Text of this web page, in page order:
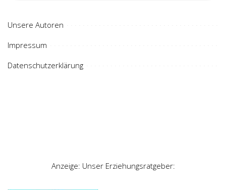
Unsere Autoren
Impressum
Datenschutzerklärung
Anzeige: Unser Erziehungsratgeber: